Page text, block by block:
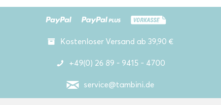
Kostenloser Versand ab 39,90 €
+49(0) 26 89 - 9415 - 4700
service@tambini.de